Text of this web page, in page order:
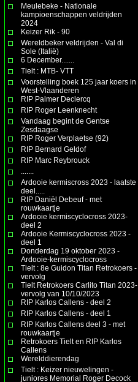
Meulebeke - Nationale
kampioenschappen veldrijden
2024
Keizer Rik - 90
Wereldbeker veldrijden - Val di
Sole (Italië)
6 December.......
Tielt : MTB- VTT
Voorstelling boek 125 jaar koers in
West-Vlaanderen
RIP Palmer Declercq
RIP Roger Leenknecht
Vandaag begint de Gentse
Zesdaagse
RIP Roger Verplaetse (92)
RIP Bernard Geldof
RIP Marc Reybrouck
Ardooie kermiscross 2023 - laatste
deel.....
RIP Daniël Debeuf - met
rouwkaartje
Ardooie kermiscyclocross 2023-
deel 2
Ardooie Kermiscyclocross 2023 -
deel 1
Donderdag 19 oktober 2023 -
Ardooie-kermiscyclocross
Tielt : 8e Guidon Titan Retrokoers -
vervolg
Tielt Retrokoers Carlito Titan 2023-
vervolg van 10/10/2023
RIP Karlos Callens - deel 2
RIP Karlos Callens - deel 1
RIP Karlos Callens deel 3 - met
rouwkaartje
Retrokoers Tielt en RIP Karlos
Callens
Werelddierendag
Tielt : Keizer nieuwelingen -
juniores Memorial Roger Decock